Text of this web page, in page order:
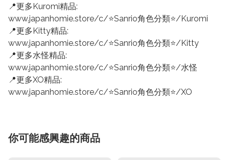
📍更多Kuromi精品:
www.japanhomie.store/c/⭐Sanrio角色分類⭐/Kuromi
📍更多Kitty精品:
www.japanhomie.store/c/⭐Sanrio角色分類⭐/Kitty
📍更多水怪精品:
www.japanhomie.store/c/⭐Sanrio角色分類⭐/水怪
📍更多XO精品:
www.japanhomie.store/c/⭐Sanrio角色分類⭐/XO
你可能感興趣的商品